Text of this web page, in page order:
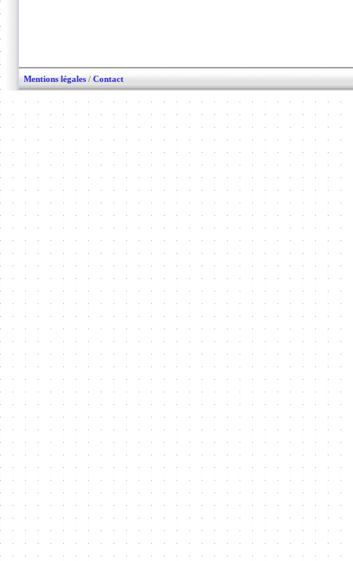
Mentions légales / Contact